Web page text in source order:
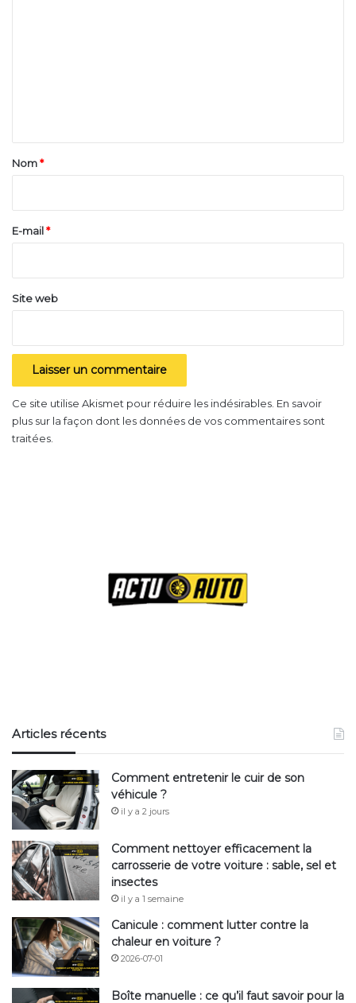
a
e
Nom*
E-mail*
Site web
Ce site utilise Akismet pour réduire les indésirables. En savoir
plus sur la façon dont les données de vos commentaires sont
traitées
Articles récents
Comment entretenir le cuir de son
véhicule ?
il y a 2 jours
Comment nettoyer efficacement la
carrosserie de votre voiture : sable, sel et
insectes
il y a 1 semaine
Canicule : comment lutter contre la
chaleur en voiture ?
2026-07-01
Boîte manuelle : ce qu’il faut savoir pour la